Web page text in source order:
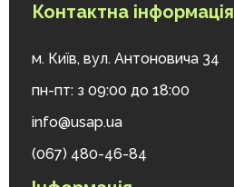
Контактна інформація
м. Київ, вул. Антоновича 34
пн-пт: з 09:00 до 18:00
info@usap.ua
(067) 480-46-84